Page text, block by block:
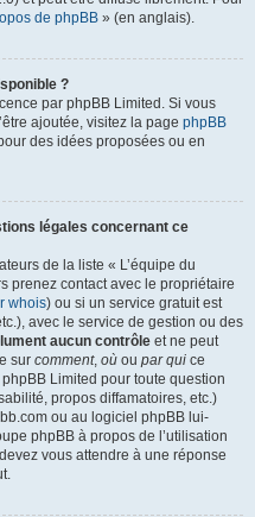
de phpBB » (en anglais).
?
par phpBB Limited. Si vous
ajoutée, visitez la page phpBB
des idées proposées ou en
légales concernant ce
de la liste « L’équipe du
prenez contact avec le propriétaire
whois) ou si un service gratuit est
avec le service de gestion ou des
aucun contrôle et ne peut
sur comment, où ou par qui ce
Limited pour toute question
propos diffamatoires, etc.)
ou au logiciel phpBB lui-
phpBB à propos de l’utilisation
vous attendre à une réponse